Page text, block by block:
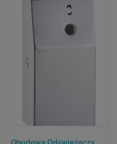
Obudowa Odświeżaczy